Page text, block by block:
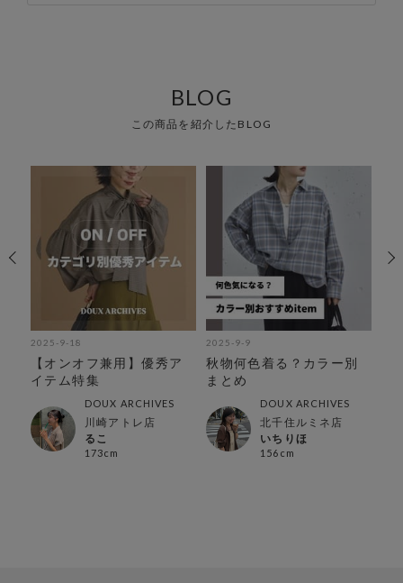
BLOG
この商品を紹介したBLOG
2025-9-18
【オンオフ兼用】優秀ア
イテム特集
DOUX ARCHIVES
川崎アトレ店
るこ
173cm
2025-9-9
秋物何色着る？カラー別
まとめ
DOUX ARCHIVES
北千住ルミネ店
いちりほ
156cm